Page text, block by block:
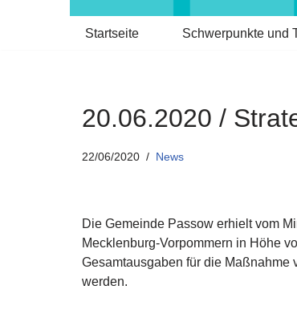
Startseite Schwerpunkte und
20.06.2020 /
22/06/2020 News
Die Gemeinde Passow erhielt vom
Mecklenburg-Vorpommern in Höhe
Gesamtausgaben für die Maßnahme
werden.